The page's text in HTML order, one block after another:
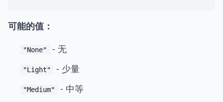
可能的值：
"None" - 无
"Light" - 少量
"Medium" - 中等